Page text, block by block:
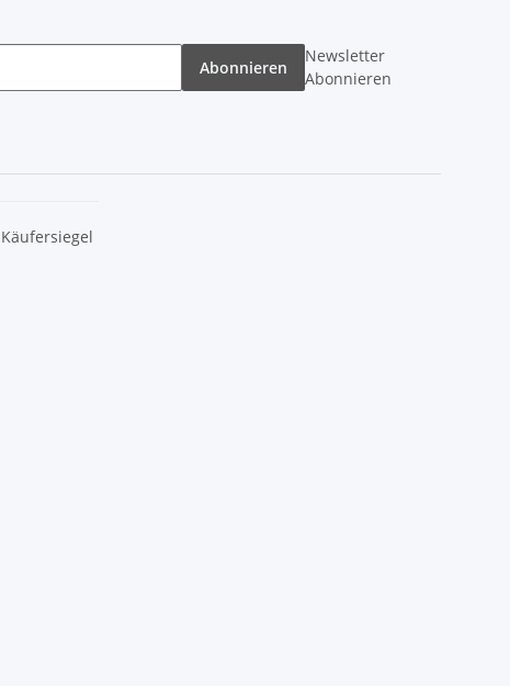
Abonnieren
Newsletter
Abonnieren